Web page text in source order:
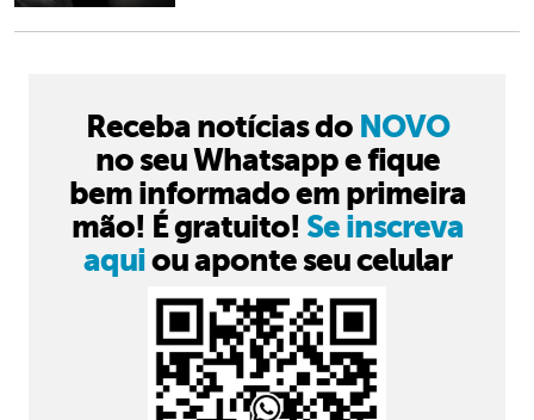
Receba notícias do NOVO
no seu Whatsapp e fique
bem informado em primeira
mão! É gratuito! Se inscreva
aquiou aponte seu celular